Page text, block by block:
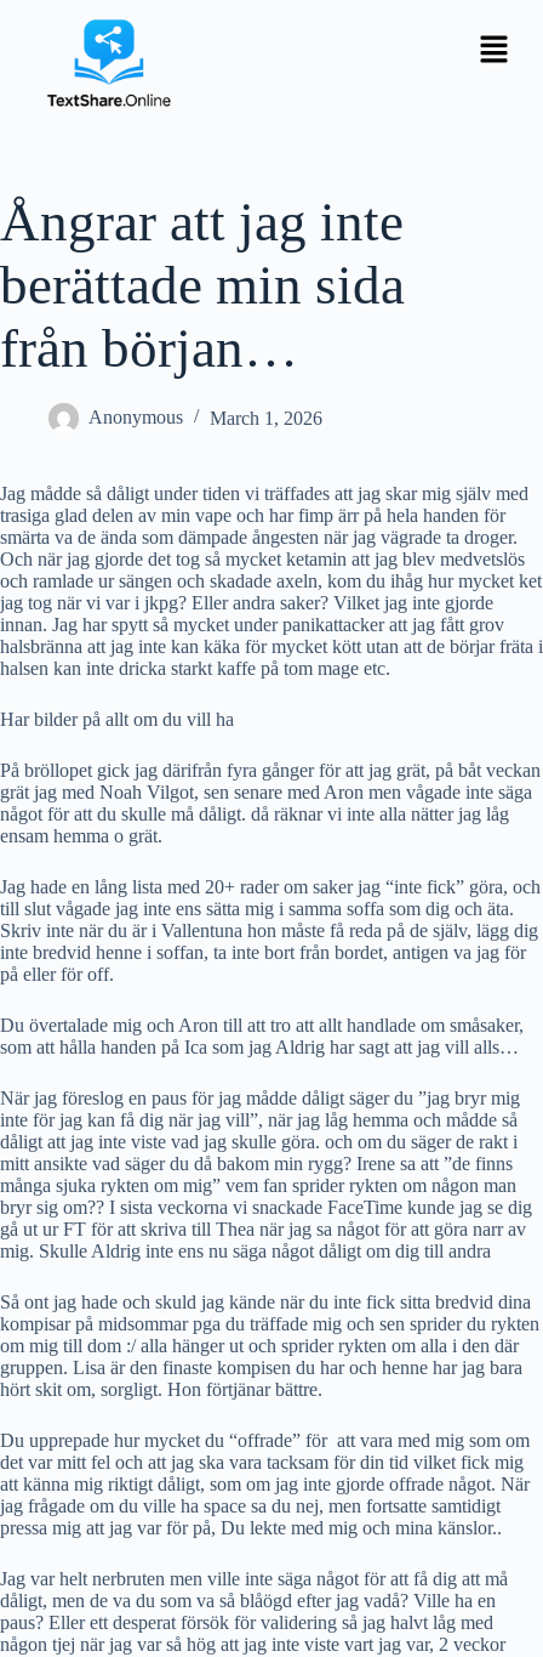
Ångrar att jag inte
berättade min sida
från början…
Anonymous March 1, 2026
Jag mådde så dåligt under tiden vi träffades att jag skar mig själv med
trasiga glad delen av min vape och har fimp ärr på hela handen för
smärta va de ända som dämpade ångesten när jag vägrade ta droger.
Och när jag gjorde det tog så mycket ketamin att jag blev medvetslös
och ramlade ur sängen och skadade axeln, kom du ihåg hur mycket ket
jag tog när vi var i jkpg? Eller andra saker? Vilket jag inte gjorde
innan. Jag har spytt så mycket under panikattacker att jag fått grov
halsbränna att jag inte kan käka för mycket kött utan att de börjar fräta i
halsen kan inte dricka starkt kaffe på tom mage etc.
Har bilder på allt om du vill ha
På bröllopet gick jag därifrån fyra gånger för att jag grät, på båt veckan
grät jag med Noah Vilgot, sen senare med Aron men vågade inte säga
något för att du skulle må dåligt. då räknar vi inte alla nätter jag låg
ensam hemma o grät.
Jag hade en lång lista med 20+ rader om saker jag “inte fick” göra, och
till slut vågade jag inte ens sätta mig i samma soffa som dig och äta.
Skriv inte när du är i Vallentuna hon måste få reda på de själv, lägg dig
inte bredvid henne i soffan, ta inte bort från bordet, antigen va jag för
på eller för off.
Du övertalade mig och Aron till att tro att allt handlade om småsaker,
som att hålla handen på Ica som jag Aldrig har sagt att jag vill alls…
När jag föreslog en paus för jag mådde dåligt säger du ”jag bryr mig
inte för jag kan få dig när jag vill”, när jag låg hemma och mådde så
dåligt att jag inte viste vad jag skulle göra. och om du säger de rakt i
mitt ansikte vad säger du då bakom min rygg? Irene sa att ”de finns
många sjuka rykten om mig” vem fan sprider rykten om någon man
bryr sig om?? I sista veckorna vi snackade FaceTime kunde jag se dig
gå ut ur FT för att skriva till Thea när jag sa något för att göra narr av
mig. Skulle Aldrig inte ens nu säga något dåligt om dig till andra
Så ont jag hade och skuld jag kände när du inte fick sitta bredvid dina
kompisar på midsommar pga du träffade mig och sen sprider du rykten
om mig till dom :/ alla hänger ut och sprider rykten om alla i den där
gruppen. Lisa är den finaste kompisen du har och henne har jag bara
hört skit om, sorgligt. Hon förtjänar bättre.
Du upprepade hur mycket du “offrade” för att vara med mig som om
det var mitt fel och att jag ska vara tacksam för din tid vilket fick mig
att känna mig riktigt dåligt, som om jag inte gjorde offrade något. När
jag frågade om du ville ha space sa du nej, men fortsatte samtidigt
pressa mig att jag var för på, Du lekte med mig och mina känslor..
Jag var helt nerbruten men ville inte säga något för att få dig att må
dåligt, men de va du som va så blåögd efter jag vadå? Ville ha en
paus? Eller ett desperat försök för validering så jag halvt låg med
någon tjej när jag var så hög att jag inte viste vart jag var, 2 veckor